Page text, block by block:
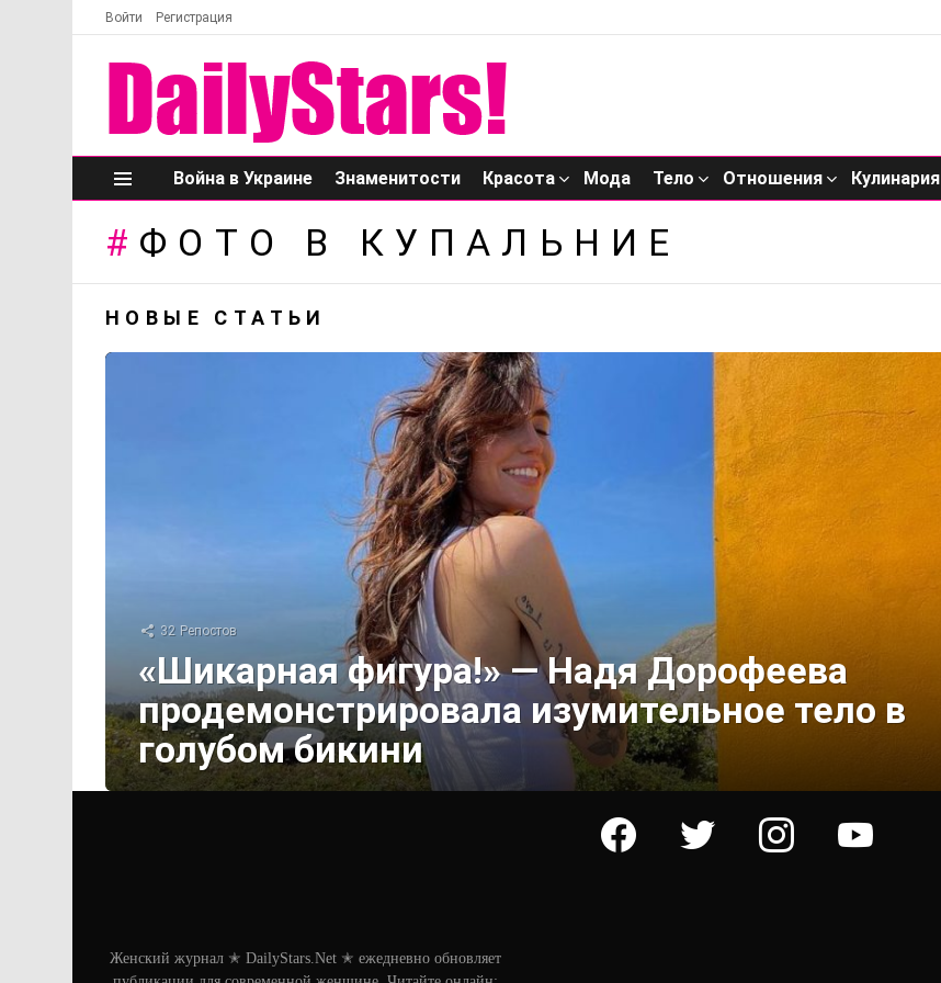
Войти Регистрация
Меню
Война в Украине Знаменитости Красота Мода Тело Отношения Кулинария
ФОТО В КУПАЛЬНИЕ
НОВЫЕ СТАТЬИ
32 Репостов
«Шикарная фигура!» — Надя Дорофеева
продемонстрировала изумительное тело в
голубом бикини
facebook twitter instagram youtube
Женский журнал ✭ DailyStars.Net ✭ ежедневно обновляет